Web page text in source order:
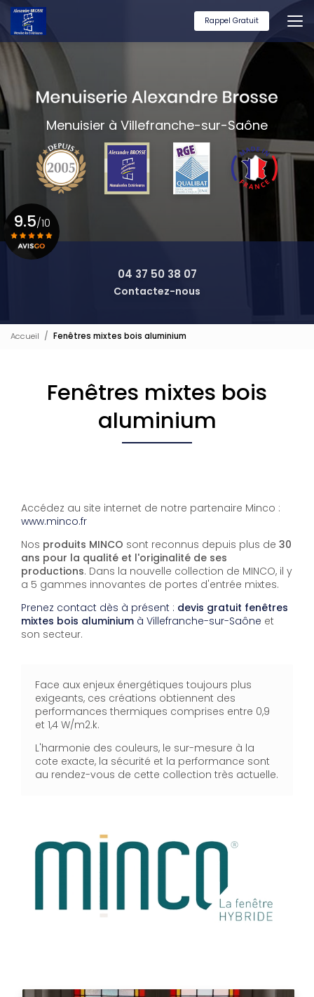
Aller
contenu
principal
Rappel Gratuit
Menuisier à Villefranche-sur-Saône
04 37 50 38 07
Contactez-nous
9.5/10
Accueil Fenêtres mixtes bois aluminium
Fenêtres mixtes bois
aluminium
Accédez au site internet de notre partenaire Minco :
www.minco.fr
Nos produits MINCO sont reconnus depuis plus de 30
ans pour la qualité et l'originalité de ses
productions. Dans la nouvelle collection de MINCO, il y
a 5 gammes innovantes de portes d'entrée mixtes.
Prenez contact dès à présent : devis gratuit fenêtres
mixtes bois aluminium à Villefranche-sur-Saône et
son secteur.
Face aux enjeux énergétiques toujours plus
exigeants, ces créations obtiennent des
performances thermiques comprises entre 0,9
et 1,4 W/m2.k.
L'harmonie des couleurs, le sur-mesure à la
cote exacte, la sécurité et la performance sont
au rendez-vous de cette collection très actuelle.